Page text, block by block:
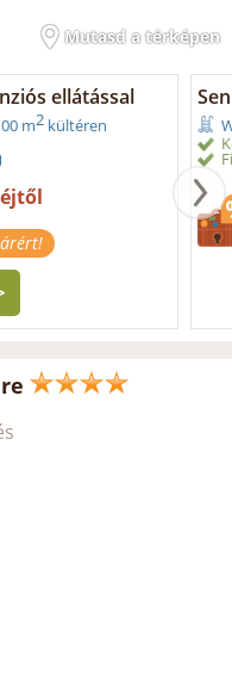
Mutasd a térképen
ellátással
m2 kültéren